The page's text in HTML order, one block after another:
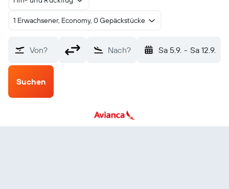
1 Erwachsener, Economy, 0 Gepäckstücke
Von? Nach? Sa 5.9. - Sa 12.9.
Suchen